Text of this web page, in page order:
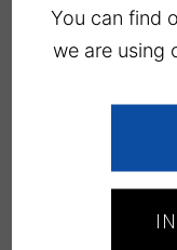
You can find
we are using